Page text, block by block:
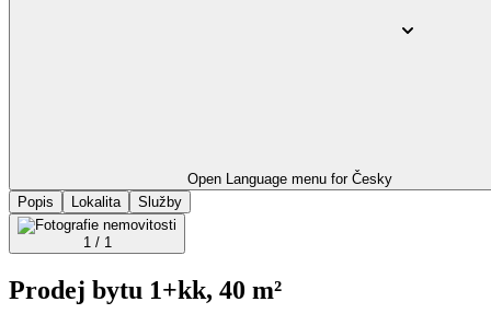
Open Language menu for Česky
Popis
Lokalita Služby
1 / 1
Prodej bytu 1+kk, 40 m²